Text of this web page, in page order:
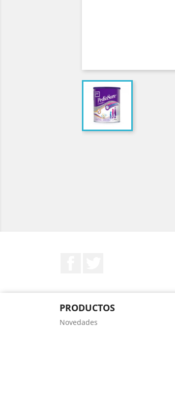
PRODUCTOS
Novedades